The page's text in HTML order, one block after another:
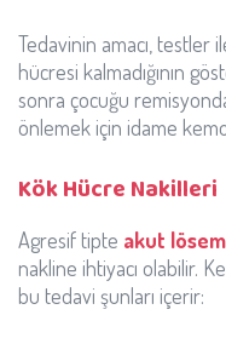
Tedavinin amacı,
hücresi kalmadığının
sonra çocuğu
önlemek için idame
Kök Hücre Nakilleri
Agresif tipte akut
nakline ihtiyacı olabilir.
bu tedavi şunları içerir: